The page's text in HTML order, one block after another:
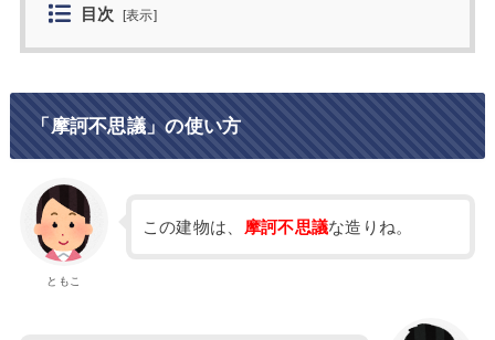
目次 [表示]
「摩訶不思議」の使い方
ともこ
この建物は、 摩訶不思議な造りね。